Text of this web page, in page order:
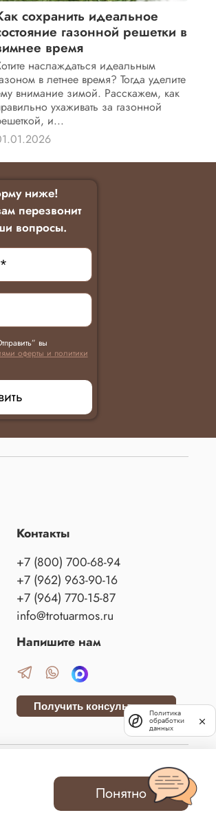
сохранить идеальное
газонной решетки в
время
наслаждаться идеальным
в летнее время? Тогда уделите
внимание зимой. Расскажем, как
ухаживать за газонной
и...
ниже!
перезвонит
вопросы.
вы
оферты и политики
Контакты
+7 (800) 700-68-94
+7 (962) 963-90-16
+7 (964) 770-15-87
info@trotuarmos.ru
Напишите нам
Получить консультацию
Федерации. Сайт использует файлы cookies и сервис
ЗАЩИЩЕНЫ.
Понятно
Политика
обработки
данных